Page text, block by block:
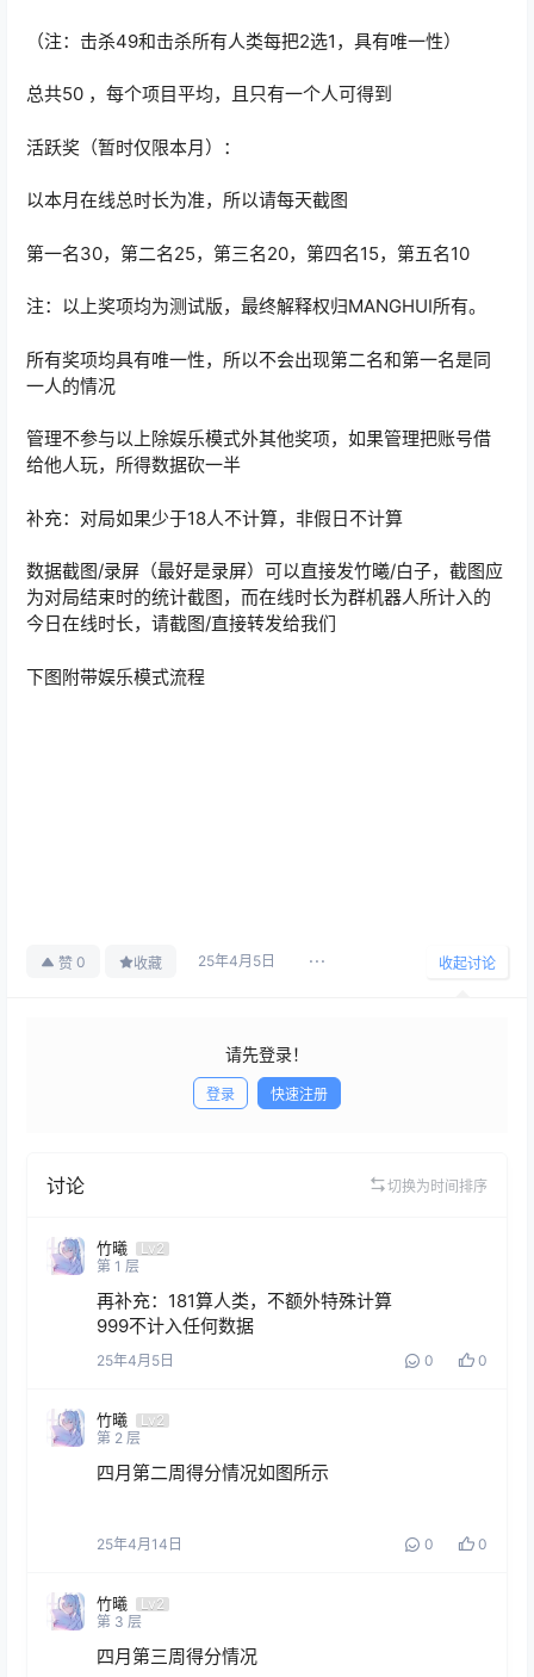
（注：击杀49和击杀所有人类每把2选1，具有唯一性）
总共50 ，每个项目平均，且只有一个人可得到
活跃奖（暂时仅限本月）：
以本月在线总时长为准，所以请每天截图
第一名30，第二名25，第三名20，第四名15，第五名10
注：以上奖项均为测试版，最终解释权归MANGHUI所有。
所有奖项均具有唯一性，所以不会出现第二名和第一名是同
一人的情况
管理不参与以上除娱乐模式外其他奖项，如果管理把账号借
给他人玩，所得数据砍一半
补充：对局如果少于18人不计算，非假日不计算
数据截图/录屏（最好是录屏）可以直接发竹曦/白子，截图应
为对局结束时的统计截图，而在线时长为群机器人所计入的
今日在线时长，请截图/直接转发给我们
下图附带娱乐模式流程
赞 0 收藏 25年4月5日 收起讨论
请先登录！
登录 快速注册
讨论 切换为时间排序
竹曦
Lv2
第 1 层
再补充：181算人类，不额外特殊计算
999不计入任何数据
25年4月5日 0 0
竹曦
Lv2
第 2 层
四月第二周得分情况如图所示
25年4月14日 0 0
竹曦
Lv2
第 3 层
四月第三周得分情况